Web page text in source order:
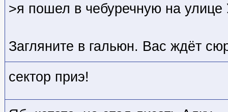
>я пошел в чебуречную на улице
Загляните в гальюн. Вас ждёт
сектор приэ!